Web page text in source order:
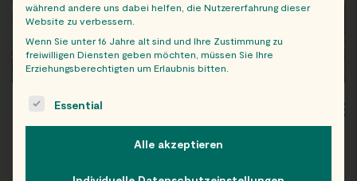
WIEN
während andere uns dabei helfen, die Nutzererfahrung dieser
Website zu verbessern.
Wenn Sie unter 16 Jahre alt sind und Ihre Zustimmung zu
freiwilligen Diensten geben möchten, müssen Sie Ihre
Erziehungsberechtigten um Erlaubnis bitten.
The following is a list of service groups for which consent
Essential
Alle akzeptieren